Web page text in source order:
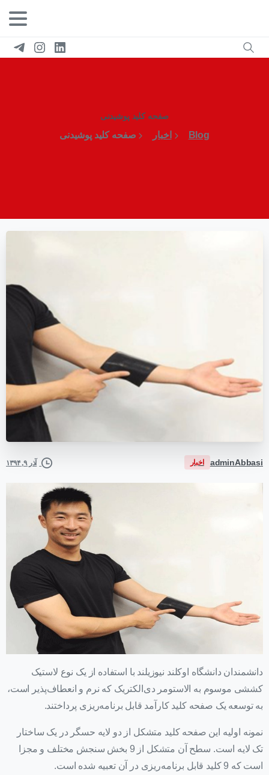
صفحه کلید پوشیدنی
Blog اخبار صفحه کلید پوشیدنی
adminAbbasi اخبار آذر ۹, ۱۳۹۴
دانشمندان دانشگاه اوکلند نیوزیلند با استفاده از یک نوع لاستیک
کششی موسوم به الاستومر دی‌الکتریک که نرم و انعطاف‌پذیر است،
به توسعه یک صفحه کلید کارآمد قابل برنامه‌ریزی پرداختند.
نمونه اولیه این صفحه کلید متشکل از دو لایه حسگر در یک ساختار
تک لایه است. سطح آن متشکل از 9 بخش سنجش مختلف و مجزا
است که 9 کلید قابل برنامه‌ریزی در آن تعبیه شده است.